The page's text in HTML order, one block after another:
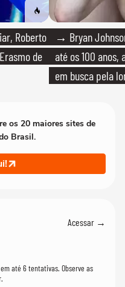
Roberto
de
→ Bryan
até os 100
em busca pela
os 20 maiores sites de
Brasil.
Acessar →
até 6 tentativas. Observe as